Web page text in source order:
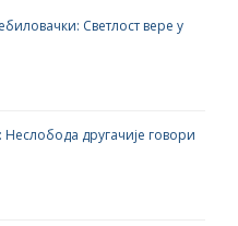
Светлост вере у
другачије говори